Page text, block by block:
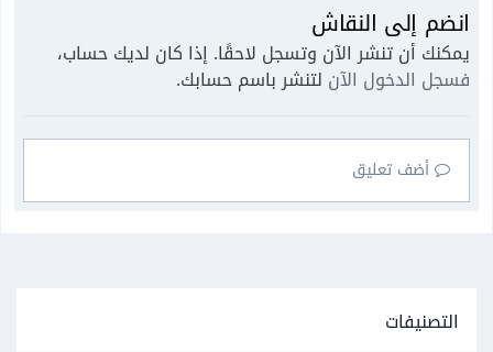
انضم إلى النقاش
يمكنك أن تنشر الآن وتسجل لاحقًا. إذا كان لديك حساب،
فسجل الدخول الآن لتنشر باسم حسابك.
أضف تعليق
التصنيفات